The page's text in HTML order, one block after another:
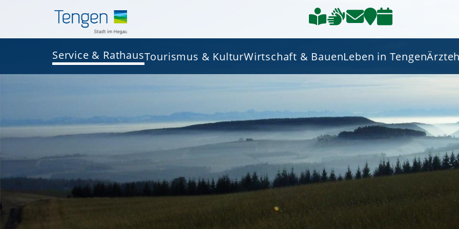
Service & RathausTourismus & KulturWirtschaft & BauenLeben in Tengen